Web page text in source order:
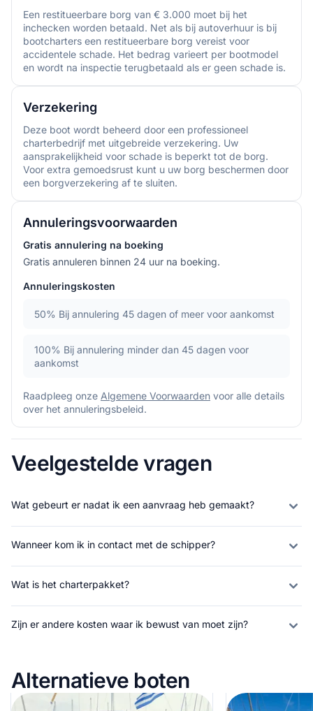
Een restitueerbare borg van € 3.000 moet bij het
inchecken worden betaald. Net als bij autoverhuur is bij
bootcharters een restitueerbare borg vereist voor
accidentele schade. Het bedrag varieert per bootmodel
en wordt na inspectie terugbetaald als er geen schade is.
Verzekering
Deze boot wordt beheerd door een professioneel
charterbedrijf met uitgebreide verzekering. Uw
aansprakelijkheid voor schade is beperkt tot de borg.
Voor extra gemoedsrust kunt u uw borg beschermen door
een borgverzekering af te sluiten.
Annuleringsvoorwaarden
Gratis annulering na boeking
Gratis annuleren binnen 24 uur na boeking.
Annuleringskosten
50% Bij annulering 45 dagen of meer voor aankomst
100% Bij annulering minder dan 45 dagen voor
aankomst
Raadpleeg onze Algemene Voorwaarden voor alle details
over het annuleringsbeleid.
Veelgestelde vragen
Wat gebeurt er nadat ik een aanvraag heb gemaakt?
Wanneer kom ik in contact met de schipper?
Wat is het charterpakket?
Zijn er andere kosten waar ik bewust van moet zijn?
Alternatieve boten